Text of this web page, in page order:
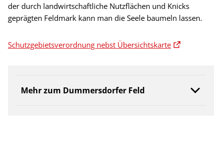
der durch landwirtschaftliche Nutzflächen und Knicks
geprägten Feldmark kann man die Seele baumeln lassen.
Schutzgebietsverordnung nebst Übersichtskarte
Mehr zum Dummersdorfer Feld